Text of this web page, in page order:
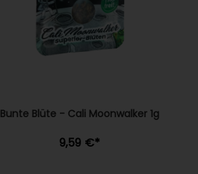
Bunte Blüte - Cali Moonwalker 1g
9,59 €*